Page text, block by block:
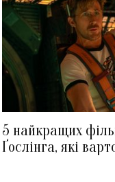
5 найкращих
Ґослінга, які